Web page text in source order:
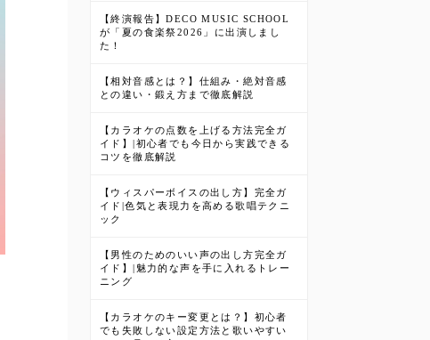
【終演報告】DECO MUSIC SCHOOL
が「夏の食楽祭2026」に出演しまし
た！
【相対音感とは？】仕組み・絶対音感
との違い・鍛え方まで徹底解説
【カラオケの点数を上げる方法完全ガ
イド】|初心者でも今日から実践できる
コツを徹底解説
【ウィスパーボイスの出し方】完全ガ
イド|色気と表現力を高める歌唱テクニ
ック
【男性のためのいい声の出し方完全ガ
イド】|魅力的な声を手に入れるトレー
ニング
【カラオケのキー変更とは？】初心者
でも失敗しない設定方法と歌いやすい